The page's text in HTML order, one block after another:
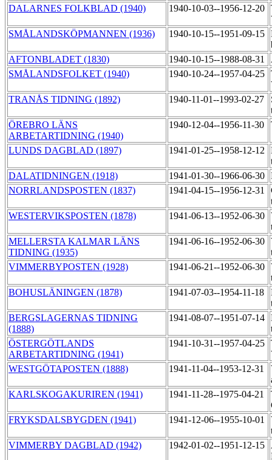
DALARNES FOLKBLAD (1940)
1940-10-03--1956-12-20
SMÅLANDSKÖPMANNEN (1936)
1940-10-15--1951-09-15
AFTONBLADET (1830)
1940-10-15--1988-08-31
SMÅLANDSFOLKET (1940)
1940-10-24--1957-04-25
TRANÅS TIDNING (1892)
1940-11-01--1993-02-27
ÖREBRO LÄNS
ARBETARTIDNING (1940)
1940-12-04--1956-11-30
LUNDS DAGBLAD (1897) 1941-01-25--1958-12-12
DALATIDNINGEN (1918)
1941-01-30--1966-06-30
NORRLANDSPOSTEN (1837)
1941-04-15--1956-12-31
WESTERVIKSPOSTEN (1878)
1941-06-13--1952-06-30
MELLERSTA KALMAR LÄNS
TIDNING (1935)
1941-06-16--1952-06-30
VIMMERBYPOSTEN (1928)
1941-06-21--1952-06-30
BOHUSLÄNINGEN (1878)
1941-07-03--1954-11-18
BERGSLAGERNAS TIDNING
(1888)
1941-08-07--1951-07-14
ÖSTERGÖTLANDS
ARBETARTIDNING (1941)
1941-10-31--1957-04-25
WESTGÖTAPOSTEN (1888)
1941-11-04--1953-12-31
KARLSKOGAKURIREN (1941)
1941-11-28--1975-04-21
FRYKSDALSBYGDEN (1941)
1941-12-06--1955-10-01
VIMMERBY DAGBLAD (1942)
1942-01-02--1951-12-15